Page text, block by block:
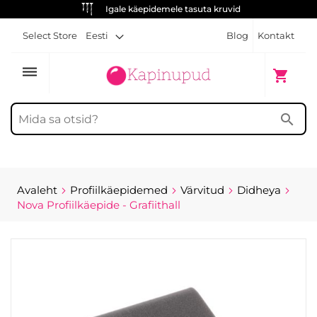
Igale käepidemele tasuta kruvid
Blog Kontakt
Select Store Eesti
dehaze shopping_cart
Minu
search
Avaleht Profiilkäepidemed Värvitud
Didheya
Nova Profiilkäepide - Grafiithall